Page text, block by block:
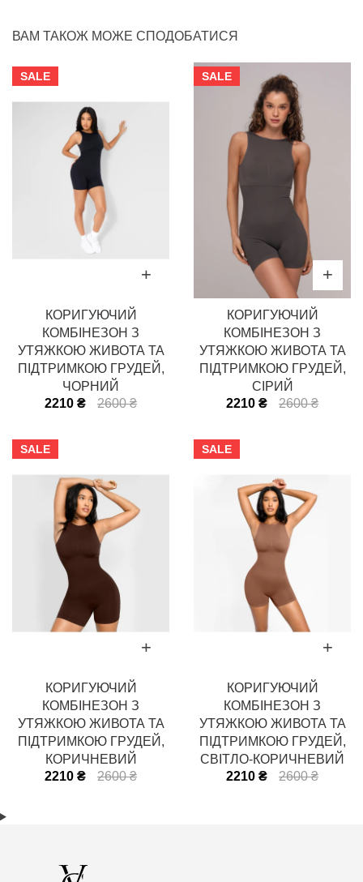
ВАМ ТАКОЖ МОЖЕ СПОДОБАТИСЯ
SALE
КОРИГУЮЧИЙ
КОМБІНЕЗОН З
УТЯЖКОЮ ЖИВОТА ТА
ПІДТРИМКОЮ ГРУДЕЙ,
ЧОРНИЙ
2210 ₴
2600 ₴
SALE
КОРИГУЮЧИЙ
КОМБІНЕЗОН З
УТЯЖКОЮ ЖИВОТА ТА
ПІДТРИМКОЮ ГРУДЕЙ,
СІРИЙ
2210 ₴
2600 ₴
SALE
КОРИГУЮЧИЙ
КОМБІНЕЗОН З
УТЯЖКОЮ ЖИВОТА ТА
ПІДТРИМКОЮ ГРУДЕЙ,
КОРИЧНЕВИЙ
2210 ₴
2600 ₴
SALE
КОРИГУЮЧИЙ
КОМБІНЕЗОН З
УТЯЖКОЮ ЖИВОТА ТА
ПІДТРИМКОЮ ГРУДЕЙ,
СВІТЛО-КОРИЧНЕВИЙ
2210 ₴
2600 ₴